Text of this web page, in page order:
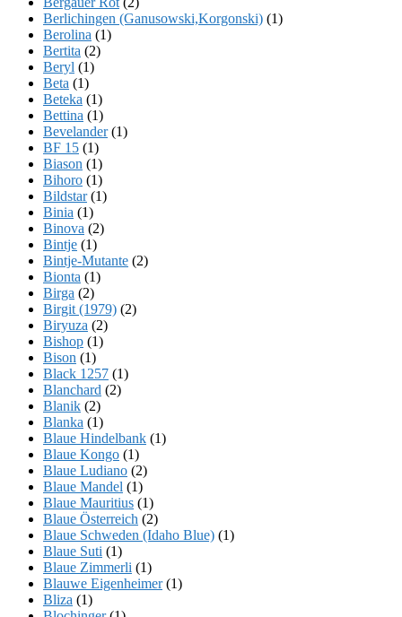
Berlichingen (Ganusowski,Korgonski) (1)
Berolina (1)
Bertita (2)
Beryl (1)
Beta (1)
Beteka (1)
Bettina (1)
Bevelander(1)
BF 15 (1)
Biason (1)
Bihoro (1)
Bildstar(1)
Binia (1)
Binova (2)
Bintje (1)
Bintje-Mutante (2)
Bionta (1)
Birga (2)
Birgit (1979) (2)
Biryuza (2)
Bishop (1)
Bison (1)
Black 1257 (1)
Blanchard (2)
Blanik (2)
Blanka (1)
Blaue Hindelbank (1)
Blaue Kongo (1)
Blaue Ludiano (2)
Blaue Mandel (1)
Blaue Mauritius (1)
Blaue Österreich (2)
Blaue Schweden (Idaho Blue) (1)
Blaue Suti (1)
Blaue Zimmerli (1)
Blauwe Eigenheimer(1)
Bliza (1)